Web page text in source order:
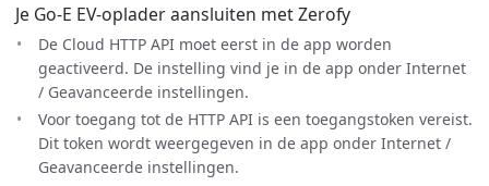
Je Go-E EV-oplader aansluiten met Zerofy
De Cloud HTTP API moet eerst in de app worden
geactiveerd. De instelling vind je in de app onder Internet
/ Geavanceerde instellingen.
Voor toegang tot de HTTP API is een toegangstoken vereist.
Dit token wordt weergegeven in de app onder Internet /
Geavanceerde instellingen.